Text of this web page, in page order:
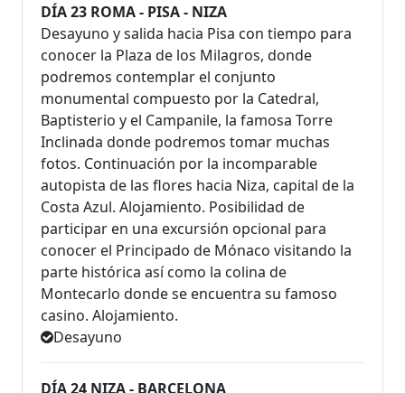
DÍA 23 ROMA - PISA - NIZA
Desayuno y salida hacia Pisa con tiempo para
conocer la Plaza de los Milagros, donde
podremos contemplar el conjunto
monumental compuesto por la Catedral,
Baptisterio y el Campanile, la famosa Torre
Inclinada donde podremos tomar muchas
fotos. Continuación por la incomparable
autopista de las flores hacia Niza, capital de la
Costa Azul. Alojamiento. Posibilidad de
participar en una excursión opcional para
conocer el Principado de Mónaco visitando la
parte histórica así como la colina de
Montecarlo donde se encuentra su famoso
casino. Alojamiento.
Desayuno
DÍA 24 NIZA - BARCELONA